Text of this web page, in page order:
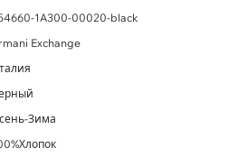
1A300-00020-black
Exchange
Зима